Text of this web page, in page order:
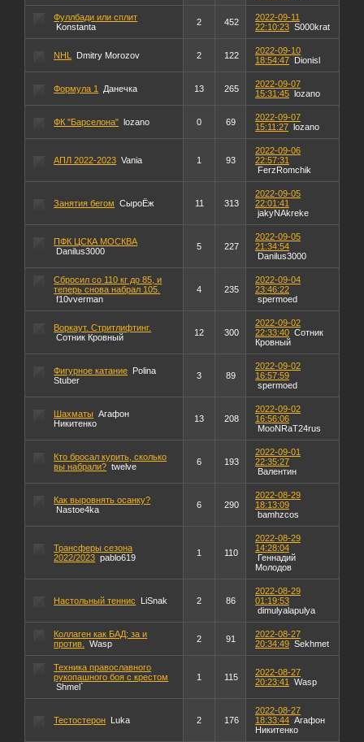
Фуллбади или сплит
Konstanta
2 452
2022-09-11
22:10:23 S000krat
NHL Dmitry Morozov 2 122
2022-09-10
18:54:47
Dionisl
Формула 1 Данечка 13 265
2022-09-07
15:31:45
lozano
ФК "Барселона" lozano 0 69
2022-09-07
15:11:27
lozano
АПЛ 2022-2023 Vania 1 93
2022-09-06
22:57:31
FerzRomchik
Занятия бегом СыроЁж 11 313
2022-09-05
22:01:41
jakyNAkreke
ПФК ЦСКА МОСКВА
Danilus3000
5 227
2022-09-05
21:34:54
Danilus3000
Сбросил со 110 кг до 85, и
теперь снова набрал 105.
f10vverman
4 235
2022-09-04
23:46:22
spermoed
Воркаут. Стритлифтинг.
Сотник Кровный
12 300
2022-09-02
22:33:40 Сотник
Кровный
Фигурное катание
Polina
Stuber
3 89
2022-09-02
16:57:59
spermoed
Шахматы Агафон
Никитенко
13 208
2022-09-02
16:56:06
MooNRaT24rus
Кто бросал курить, сколько
вы набрали? twelve 6 193
2022-09-01
22:35:27
Валентин
Как выровнять осанку?
Nastoe4ka
6 290
2022-08-29
18:13:09
bamhzcos
Трансферы сезона
2022/2023 pablo619 1 110
2022-08-29
14:28:04
Геннадий
Молодов
Настольный теннис LiSnak 2 86
2022-08-29
01:19:53
dimulyalapulya
Коллаген как БАД: за и
против.
Wasp 2 91
2022-08-27
20:34:49 Sekhmet
Техника православного
рукопашного боя с крестом
Shmel`
1 115
2022-08-27
20:23:41
Wasp
Тестостерон Luka 2 176
2022-08-27
18:33:44 Агафон
Никитенко